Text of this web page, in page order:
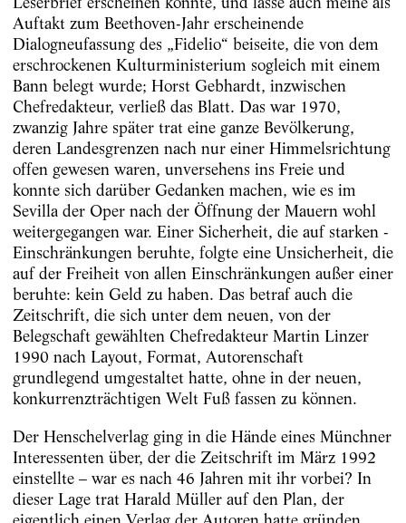
Auftakt zum Beethoven-Jahr erscheinende
Dialogneufassung des „Fidelio“ beiseite, die von dem
erschrockenen Kulturministerium sogleich mit einem
Bann belegt wurde; Horst Gebhardt, inzwischen
Chefredakteur, verließ das Blatt. Das war 1970,
zwanzig Jahre später trat eine ganze Bevölkerung,
deren Landesgrenzen nach nur einer Himmelsrichtung
offen gewesen waren, unversehens ins Freie und
konnte sich darüber Gedanken machen, wie es im
Sevilla der Oper nach der Öffnung der Mauern wohl
weitergegangen war. Einer Sicherheit, die auf starken ­
Einschränkungen beruhte, folgte eine Unsicherheit, die
auf der Freiheit von allen Einschränkungen außer einer
beruhte: kein Geld zu haben. Das betraf auch die
Zeitschrift, die sich unter dem neuen, von der
Belegschaft gewählten Chefredakteur Martin ­Linzer
1990 nach Layout, Format, Autorenschaft
grundlegend umgestaltet hatte, ohne in der neuen,
konkurrenzträchtigen Welt Fuß fassen zu können.
Der Henschelverlag ging in die Hände eines Münchner
Interessenten über, der die Zeitschrift im März 1992
einstellte – war es nach 46 Jahren mit ihr vorbei? In
dieser Lage trat Harald Müller auf den Plan, der